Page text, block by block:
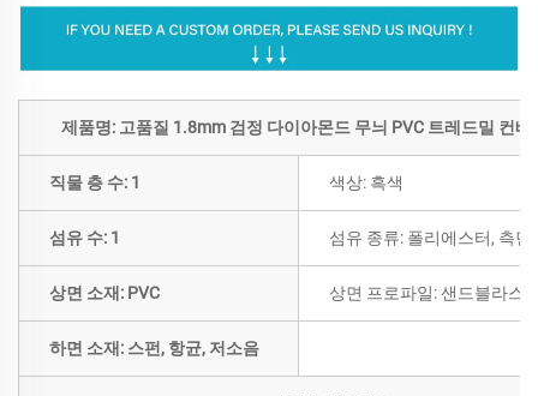
제품명: 고품질 1.8mm 검정 다이아몬드 무늬 PVC 트레드밀 컨베
직물 층 수: 1 색상: 흑색
섬유 수: 1 섬유 종류: 폴리에스터, 측면
상면 소재: PVC 상면 프로파일: 샌드블라스
하면 소재: 스펀, 항균, 저소음